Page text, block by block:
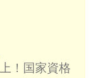
！国家資格